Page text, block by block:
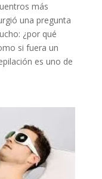
más
una pregunta
¿por qué
si fuera un
es uno de